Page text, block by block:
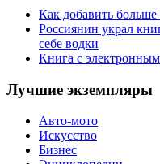
Как добавить больше
Россиянин украл
себе водки
Книга с
Лучшие экземпляры
Авто-мото
Искусство
Бизнес